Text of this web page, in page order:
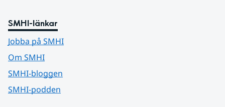
SMHI-länkar
Jobba på SMHI
Om SMHI
SMHI-bloggen
SMHI-podden